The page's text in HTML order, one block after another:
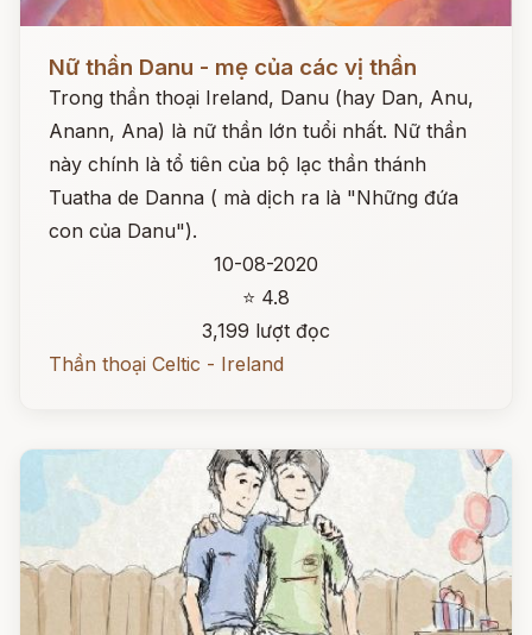
Nữ thần Danu - mẹ của các vị thần
Trong thần thoại Ireland, Danu (hay Dan, Anu,
Anann, Ana) là nữ thần lớn tuổi nhất. Nữ thần
này chính là tổ tiên của bộ lạc thần thánh
Tuatha de Danna ( mà dịch ra là "Những đứa
con của Danu").
10-08-2020
⭐ 4.8
3,199 lượt đọc
Thần thoại Celtic - Ireland